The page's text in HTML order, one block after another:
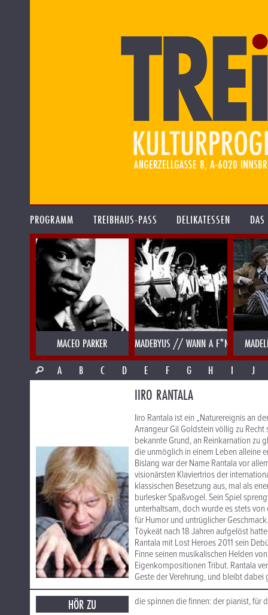
PROGRAMM TREIBHAUS-PASS DELIKATESSEN
MACEO PARKER MADEBYUS // WANN A F*NK
A
B C D E F G H I J
IIRO RANTALA
Iiro Rantala ist ein „Naturereignis an
Arrangeur Gil Goldstein völlig zu
bekannte Grund, an Reinkarnation zu
die unmöglich in einem Leben alleine
Bislang war der Name Rantala vor
visionärsten Klaviertrios der
klassischen Besetzung aus, mal als
burlesker Spaßvogel. Sein Spiel
unterhaltsam, doch wurde es stets
für Humor und untrüglicher
Töykeät nach 18 Jahren aufgelöst
Rantala mit Lost Heroes 2011 sein
Finne seinen musikalischen Helden
Eigenkompositionen Tribut. Rantala
Geste der Verehrung, und bleibt dabei
HÖR ZU die spinnen die finnen: der pianist, für